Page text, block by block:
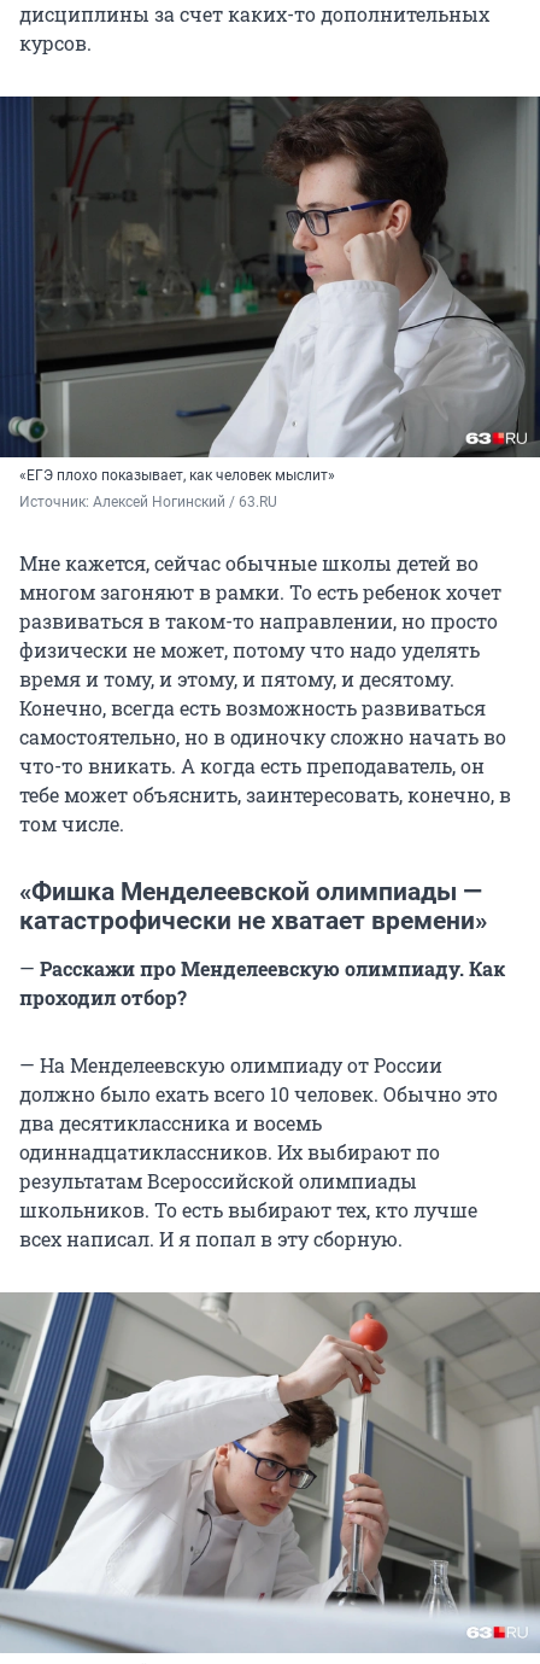
дисциплины за счет каких-то дополнительных
курсов.
«ЕГЭ плохо показывает, как человек мыслит»
Источник: Алексей Ногинский / 63.RU
Мне кажется, сейчас обычные школы детей во
многом загоняют в рамки. То есть ребенок хочет
развиваться в таком-то направлении, но просто
физически не может, потому что надо уделять
время и тому, и этому, и пятому, и десятому.
Конечно, всегда есть возможность развиваться
самостоятельно, но в одиночку сложно начать во
что-то вникать. А когда есть преподаватель, он
тебе может объяснить, заинтересовать, конечно, в
том числе.
«Фишка Менделеевской олимпиады —
катастрофически не хватает времени»
— Расскажи про Менделеевскую олимпиаду. Как
проходил отбор?
— На Менделеевскую олимпиаду от России
должно было ехать всего 10 человек. Обычно это
два десятиклассника и восемь
одиннадцатиклассников. Их выбирают по
результатам Всероссийской олимпиады
школьников. То есть выбирают тех, кто лучше
всех написал. И я попал в эту сборную.